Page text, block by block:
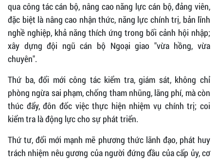
qua công tác cán bộ, nâng cao năng lực cán bộ, đảng viên,
đặc biệt là nâng cao nhận thức, năng lực chính trị, bản lĩnh
nghề nghiệp, khả năng thích ứng trong bối cảnh hội nhập;
xây dựng đội ngũ cán bộ Ngoại giao "vừa hồng, vừa
chuyên".
Thứ ba, đổi mới công tác kiểm tra, giám sát, không chỉ
phòng ngừa sai phạm, chống tham nhũng, lãng phí, mà còn
thúc đẩy, đôn đốc việc thực hiện nhiệm vụ chính trị; coi
kiểm tra là động lực cho sự phát triển.
Thứ tư, đổi mới mạnh mẽ phương thức lãnh đạo, phát huy
trách nhiệm nêu gương của người đứng đầu của cấp ủy, cơ